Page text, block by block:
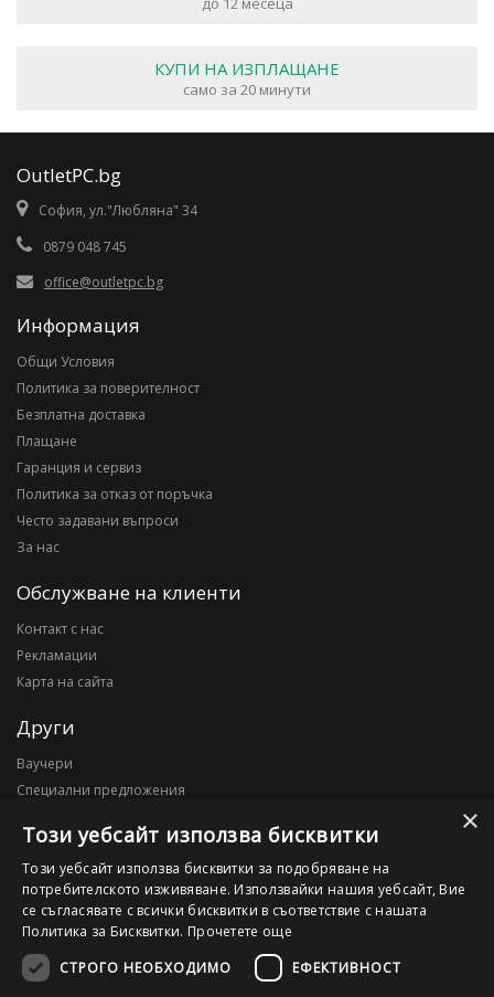
КУПИ НА ИЗПЛАЩАНЕ
само за 20 минути
OutletPC.bg
София, ул."Любляна" 34
0879 048 745
office@outletpc.bg
Информация
Общи Условия
Политика за поверителност
Безплатна доставка
Плащане
Гаранция и сервиз
Политика за отказ от поръчка
Често задавани въпроси
За нас
Обслужване на клиенти
Контакт с нас
Рекламации
Карта на сайта
Други
Ваучери
Специални предложения
Моят профил
Моят профил
История на поръчките
Желани продукти
×
Този уебсайт използва бисквитки
Този уебсайт използва бисквитки за подобряване на
потребителското изживяване. Използвайки нашия уебсайт, Вие
се съгласявате с всички бисквитки в съответствие с нашата
Политика за Бисквитки. Прочетете още
СТРОГО НЕОБХОДИМО
ЕФЕКТИВНОСТ